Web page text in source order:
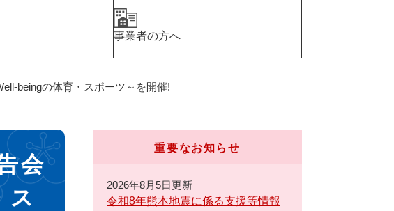
事業者の方へ
beingの体育・スポーツ～を開催!
会
ス
重要なお知らせ
2026年8月5日更新
令和8年熊本地震に係る支援等情報